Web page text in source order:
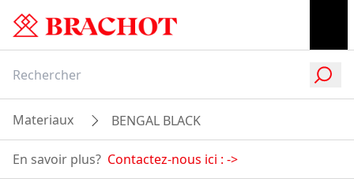
Materiaux BENGAL BLACK
En savoir plus? Contactez-nous ici : ->